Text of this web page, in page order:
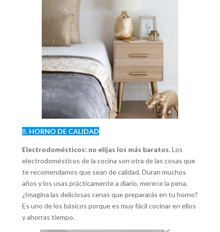
8. HORNO DE CALIDAD
Electrodomésticos: no elijas los más baratos. Los
electrodomésticos de la cocina son otra de las cosas que
te recomendamos que sean de calidad. Duran muchos
años y los usas prácticamente a diario, merece la pena.
¿Imagina las deliciosas cenas que prepararás en tu horno?
Es uno de los básicos porque es muy fácil cocinar en ellos
y ahorras tiempo.